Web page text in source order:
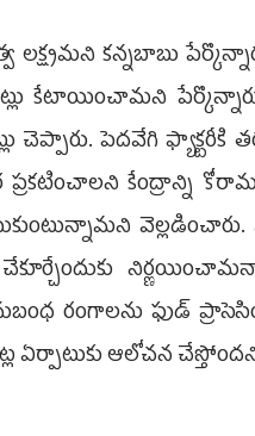
లక్ష్యమని కన్నబాబు
కోట్లు కేటాయించామని
చెప్పారు. పెదవేగి
కేంద్రాన్ని
రంగాలను ఫుడ్
ఆలోచన